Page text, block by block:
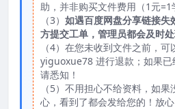
助，并非购买文件费用（1元=1
（3） 如遇百度网盘分享链接失
方提交工单，管理员都会及时
（4）在您未收到文件之前，可
yiguoxue78 进行退款；如果已
请悉知！
（5）不用担心不给资料，如
心，看到了都会发给您的！放心